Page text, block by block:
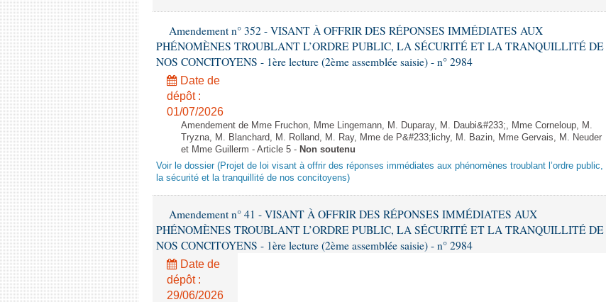
Amendement n° 352 - VISANT À OFFRIR DES RÉPONSES IMMÉDIATES AUX
PHÉNOMÈNES TROUBLANT L’ORDRE PUBLIC, LA SÉCURITÉ ET LA TRANQUILLITÉ DE
NOS CONCITOYENS - 1ère lecture (2ème assemblée saisie) - n° 2984
Date de
dépôt :
01/07/2026
Amendement de Mme Fruchon, Mme Lingemann, M. Duparay, M. Daubi&#233;, Mme Corneloup, M.
Tryzna, M. Blanchard, M. Rolland, M. Ray, Mme de P&#233;lichy, M. Bazin, Mme Gervais, M. Neuder
et Mme Guillerm - Article 5 - Non soutenu
Voir le dossier (Projet de loi visant à offrir des réponses immédiates aux phénomènes troublant l’ordre public,
la sécurité et la tranquillité de nos concitoyens)
Amendement n° 41 - VISANT À OFFRIR DES RÉPONSES IMMÉDIATES AUX
PHÉNOMÈNES TROUBLANT L’ORDRE PUBLIC, LA SÉCURITÉ ET LA TRANQUILLITÉ DE
NOS CONCITOYENS - 1ère lecture (2ème assemblée saisie) - n° 2984
Date de
dépôt :
29/06/2026